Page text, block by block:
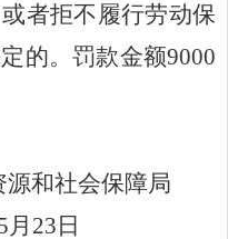
者拒不履行劳动保
的。罚款金额9000
源和社会保障局
月 23 日